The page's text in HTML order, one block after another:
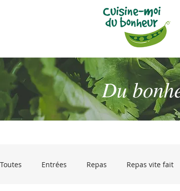
Du
Toutes Entrées Repas Repas vite fait